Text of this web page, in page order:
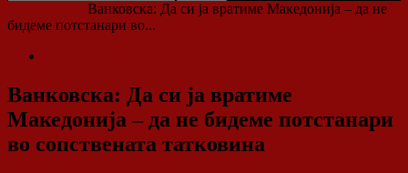
Ванковска: Да си ја вратиме Македонија – да не
бидеме потстанари во...
Ванковска: Да си ја вратиме
Македонија – да не бидеме потстанари
во сопствената татковина